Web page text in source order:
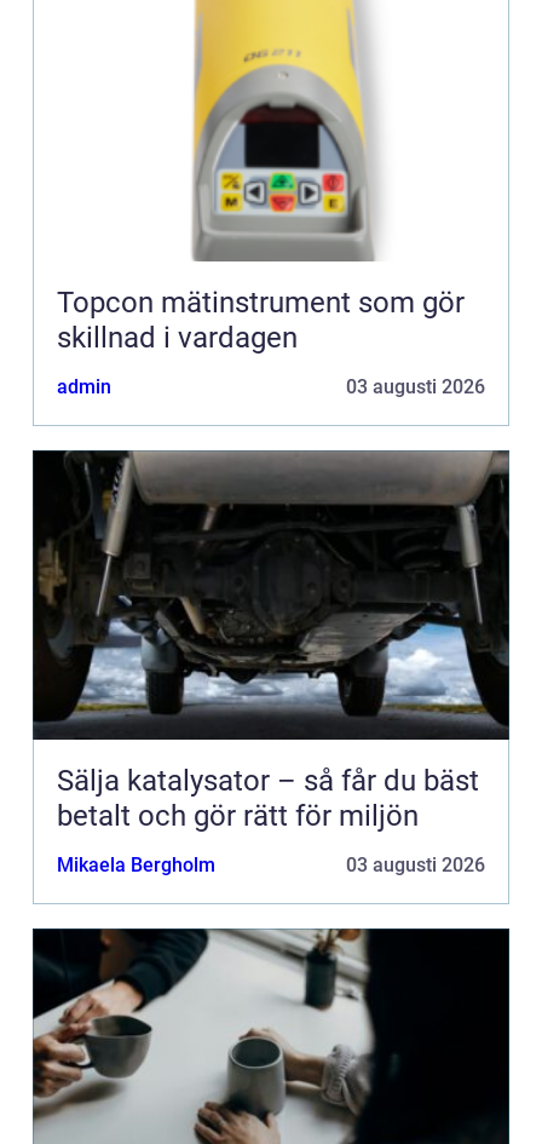
Topcon mätinstrument som gör
skillnad i vardagen
admin 03 augusti 2026
Sälja katalysator – så får du bäst
betalt och gör rätt för miljön
Mikaela Bergholm 03 augusti 2026